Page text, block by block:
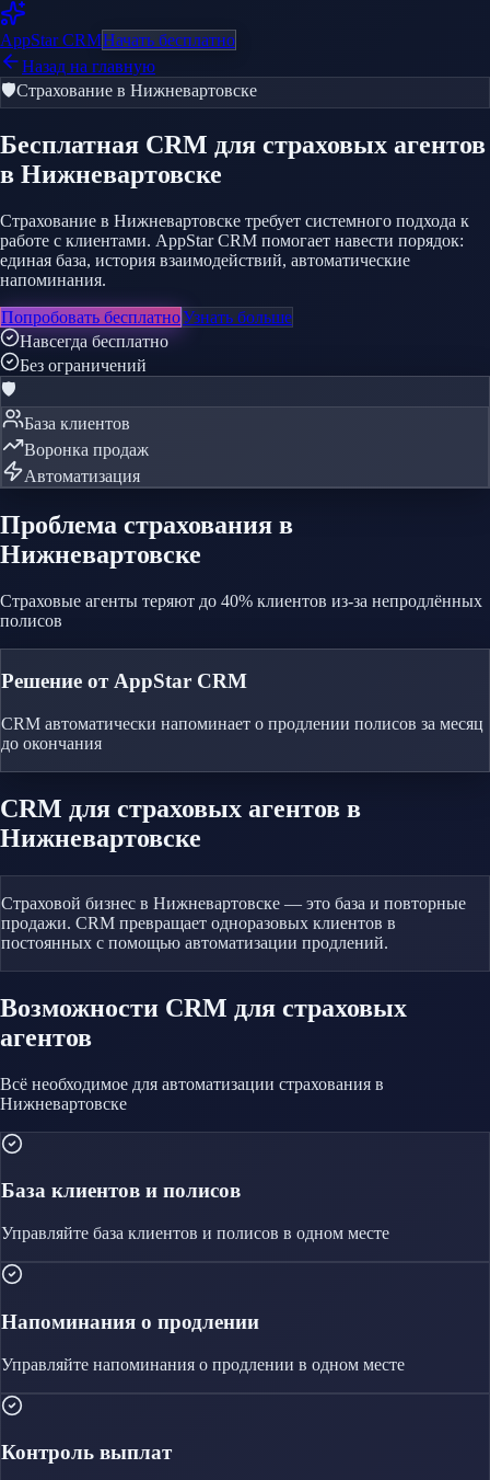
AppStarCRMНачать бесплатно
Назад на главную
🛡️Страхование в Нижневартовске
Бесплатная CRM для страховых агентов
в Нижневартовске
Страхование в Нижневартовске требует системного подхода к
работе с клиентами. AppStar CRM помогает навести порядок:
единая база, история взаимодействий, автоматические
напоминания.
Попробовать бесплатноУзнать больше
Навсегда бесплатно
Без ограничений
🛡️
База клиентов
Воронка продаж
Автоматизация
Проблема страхования в
Нижневартовске
Страховые агенты теряют до 40% клиентов из-за непродлённых
полисов
Решение от AppStar CRM
CRM автоматически напоминает о продлении полисов за месяц
до окончания
CRM для страховых агентов в
Нижневартовске
Страховой бизнес в Нижневартовске — это база и повторные
продажи. CRM превращает одноразовых клиентов в
постоянных с помощью автоматизации продлений.
Возможности CRM для страховых
агентов
Всё необходимое для автоматизации страхования в
Нижневартовске
База клиентов и полисов
Управляйте база клиентов и полисов в одном месте
Напоминания о продлении
Управляйте напоминания о продлении в одном месте
Контроль выплат